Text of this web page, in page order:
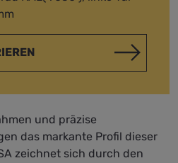
und präzise
das markante Profil dieser
zeichnet sich durch den